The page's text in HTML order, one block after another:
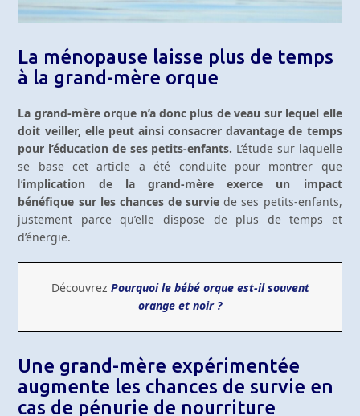
La ménopause laisse plus de temps
à la grand-mère orque
La grand-mère orque n’a donc plus de veau sur lequel elle
doit veiller, elle peut ainsi consacrer davantage de temps
pour l’éducation de ses petits-enfants. L’étude sur laquelle
se base cet article a été conduite pour montrer que
l’implication de la grand-mère exerce un impact
bénéfique sur les chances de survie de ses petits-enfants,
justement parce qu’elle dispose de plus de temps et
d’énergie.
Découvrez Pourquoi le bébé orque est-il souvent
orange et noir ?
Une grand-mère expérimentée
augmente les chances de survie en
cas de pénurie de nourriture